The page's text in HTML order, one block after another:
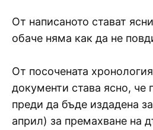
От написаното стават
обаче няма как да не
От посочената
документи става ясно, че
преди да бъде издадена
април) за премахване на